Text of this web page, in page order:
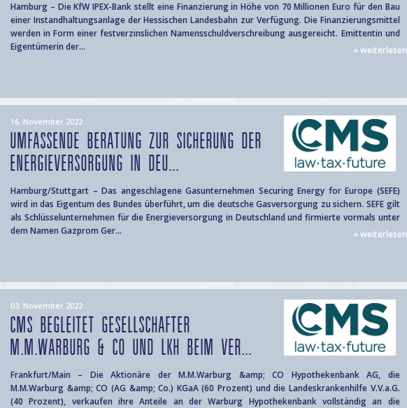
Hamburg – Die KfW IPEX-Bank stellt eine Finanzierung in Höhe von 70 Millionen Euro für den Bau
einer Instandhaltungsanlage der Hessischen Landesbahn zur Verfügung. Die Finanzierungsmittel
werden in Form einer festverzinslichen Namensschuldverschreibung ausgereicht. Emittentin und
Eigentümerin der...
» weiterlesen
16. November 2022
UMFASSENDE BERATUNG ZUR SICHERUNG DER
ENERGIEVERSORGUNG IN DEU...
Hamburg/Stuttgart – Das angeschlagene Gasunternehmen Securing Energy for Europe (SEFE)
wird in das Eigentum des Bundes überführt, um die deutsche Gasversorgung zu sichern. SEFE gilt
als Schlüsselunternehmen für die Energieversorgung in Deutschland und firmierte vormals unter
dem Namen Gazprom Ger...
» weiterlesen
03. November 2022
CMS BEGLEITET GESELLSCHAFTER
M.M.WARBURG & CO UND LKH BEIM VER...
Frankfurt/Main – Die Aktionäre der M.M.Warburg &amp; CO Hypothekenbank AG, die
M.M.Warburg &amp; CO (AG &amp; Co.) KGaA (60 Prozent) und die Landeskrankenhilfe V.V.a.G.
(40 Prozent), verkaufen ihre Anteile an der Warburg Hypothekenbank vollständig an die